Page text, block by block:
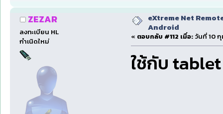
ZEZAR
ลงทะเบียน HL
กำเนิดใหม่
eXtreme Net
Android
« ตอบกลับ #112 เมื่อ: วันที่ 10
ใช้กับ